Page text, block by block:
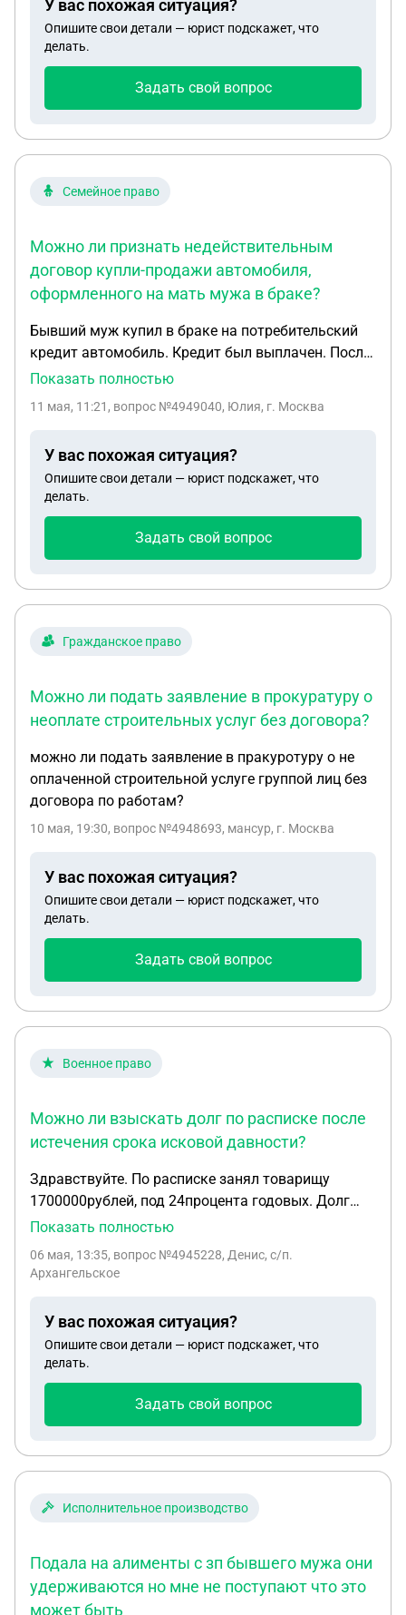
У вас похожая ситуация?
Опишите свои детали — юрист подскажет, что
делать.
Задать свой вопрос
Семейное право
Можно ли признать недействительным
договор купли-продажи автомобиля,
оформленного на мать мужа в браке?
Бывший муж купил в браке на потребительский
кредит автомобиль. Кредит был выплачен. После
развода я узнала, что автомобиль он изначально
заявление о признании ДКП не действительным?
Показать полностью
11 мая, 11:21 , вопрос №4949040, Юлия, г. Москва
У вас похожая ситуация?
Опишите свои детали — юрист подскажет, что
делать.
Задать свой вопрос
Гражданское право
Можно ли подать заявление в прокуратуру о
неоплате строительных услуг без договора?
можно ли подать заявление в пракуротуру о не
оплаченной строительной услуге группой лиц без
договора по работам?
10 мая, 19:30, вопрос №4948693, мансур, г. Москва
У вас похожая ситуация?
Опишите свои детали — юрист подскажет, что
делать.
Задать свой вопрос
Военное право
Можно ли взыскать долг по расписке после
истечения срока исковой давности?
Здравствуйте. По расписке занял товарищу
1700000рублей, под 24процента годовых. Долг
должен был отдать 01.06.2020г. Позже мы
3процента в месяц, т. е. 36процетов годовых. В
отказывается, мотивирует что пока нет денег.
Можно ли подать в суд и как то восстановить
срок исковой давности?
Показать полностью
06 мая, 13:35, вопрос №4945228, Денис, с/п.
Архангельское
У вас похожая ситуация?
Опишите свои детали — юрист подскажет, что
делать.
Задать свой вопрос
Исполнительное производство
Подала на алименты с зп бывшего мужа они
удерживаются но мне не поступают что это
может быть